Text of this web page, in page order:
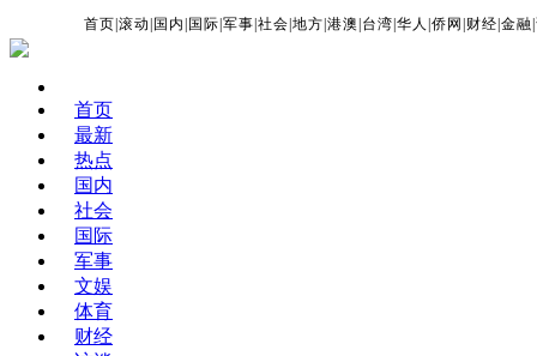
首页 |滚动 国内 国际 |军事 |社会 |地方 |港澳 台湾 |华人 |侨网 财经 |金融 |
首页
最新
热点
国内
社会
国际
军事
文娱
体育
财经